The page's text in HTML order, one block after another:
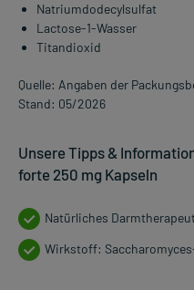
Natriumdodecylsulfat
Lactose-1-Wasser
Titandioxid
Quelle: Angaben der
Stand: 05/2026
Unsere Tipps &
forte 250 mg Kapseln
Natürliches
Wirkstoff: